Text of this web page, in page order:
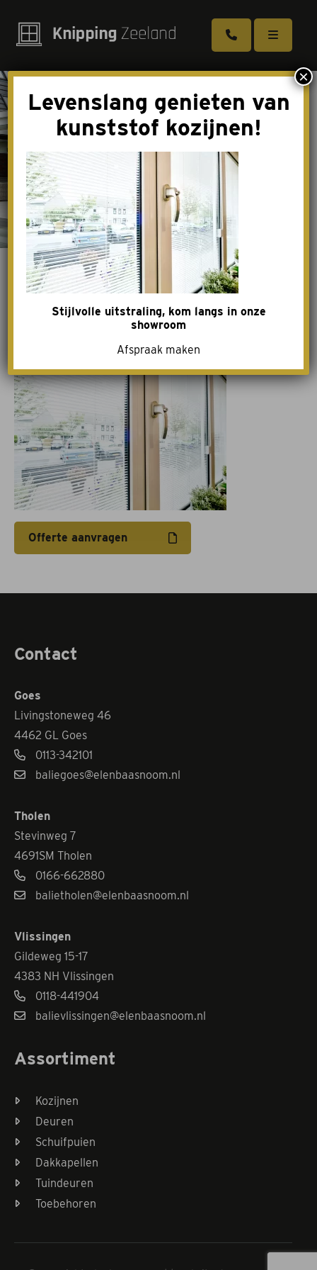
Kozijnen
Deuren
Schuifpuien
Dakkapellen
Tuindeuren
Toebehoren
Over ons
Merken
Offerte aanvragen
Montage en onderhoud
Afspraak maken
Contact
Screenline-
1200×800.jpg
Offerte aanvragen
Contact
Goes
Livingstoneweg 46
4462 GL Goes
0113-342101
baliegoes@elenbaasnoom.nl
Tholen
Stevinweg 7
4691SM Tholen
0166-662880
balietholen@elenbaasnoom.nl
Vlissingen
Gildeweg 15-17
4383 NH Vlissingen
0118-441904
balievlissingen@elenbaasnoom.nl
Assortiment
Kozijnen
Deuren
Schuifpuien
Dakkapellen
Tuindeuren
Toebehoren
Levenslang genieten van
kunststof kozijnen!
Stijlvolle uitstraling, kom langs in onze
showroom
Afspraak maken
×